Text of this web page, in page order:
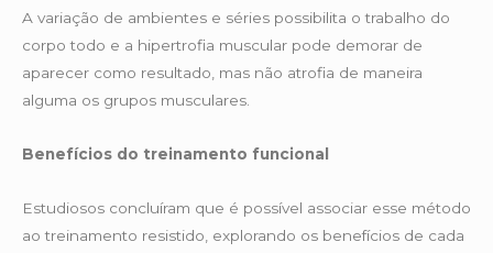
A variação de ambientes e séries possibilita o trabalho do
corpo todo e a hipertrofia muscular pode demorar de
aparecer como resultado, mas não atrofia de maneira
alguma os grupos musculares.
Benefícios do treinamento funcional
Estudiosos concluíram que é possível associar esse método
ao treinamento resistido, explorando os benefícios de cada